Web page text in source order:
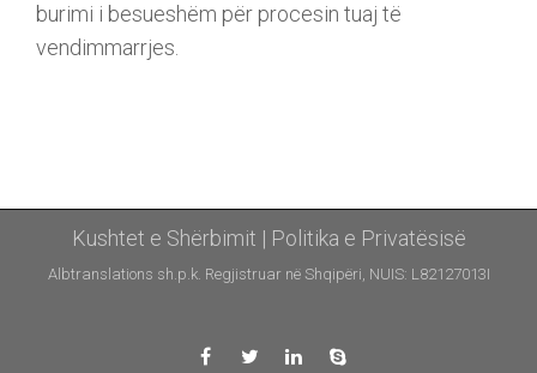
burimi i besueshëm për procesin tuaj të
vendimmarrjes.
Kushtet e Shërbimit | Politika e Privatësisë
Albtranslations sh.p.k. Regjistruar në Shqipëri, NUIS: L82127013I